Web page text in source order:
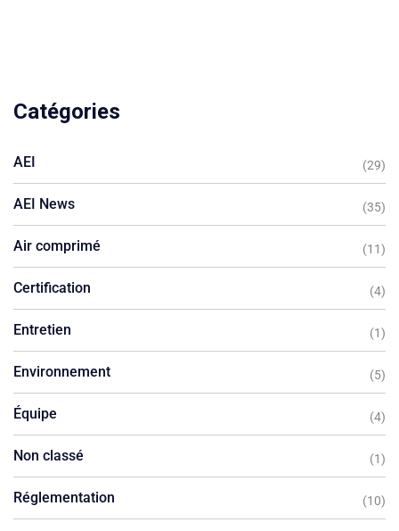
Catégories
AEI (29)
AEI News (35)
Air comprimé (11)
Certification (4)
Entretien (1)
Environnement (5)
Équipe (4)
Non classé (1)
Réglementation (10)